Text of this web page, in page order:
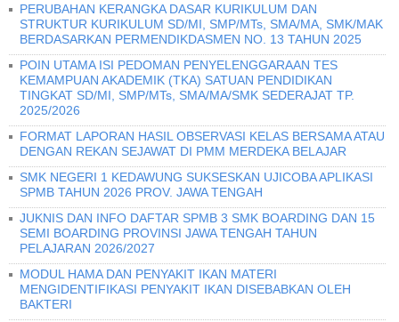
PERUBAHAN KERANGKA DASAR KURIKULUM DAN
STRUKTUR KURIKULUM SD/MI, SMP/MTs, SMA/MA, SMK/MAK
BERDASARKAN PERMENDIKDASMEN NO. 13 TAHUN 2025
POIN UTAMA ISI PEDOMAN PENYELENGGARAAN TES
KEMAMPUAN AKADEMIK (TKA) SATUAN PENDIDIKAN
TINGKAT SD/MI, SMP/MTs, SMA/MA/SMK SEDERAJAT TP.
2025/2026
FORMAT LAPORAN HASIL OBSERVASI KELAS BERSAMA ATAU
DENGAN REKAN SEJAWAT DI PMM MERDEKA BELAJAR
SMK NEGERI 1 KEDAWUNG SUKSESKAN UJICOBA APLIKASI
SPMB TAHUN 2026 PROV. JAWA TENGAH
JUKNIS DAN INFO DAFTAR SPMB 3 SMK BOARDING DAN 15
SEMI BOARDING PROVINSI JAWA TENGAH TAHUN
PELAJARAN 2026/2027
MODUL HAMA DAN PENYAKIT IKAN MATERI
MENGIDENTIFIKASI PENYAKIT IKAN DISEBABKAN OLEH
BAKTERI